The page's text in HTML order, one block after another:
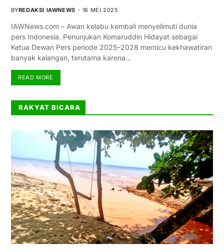
BYREDAKSI IAWNEWS 16 MEI 2025
IAWNews.com – Awan kelabu kembali menyelimuti dunia
pers Indonesia. Penunjukan Komaruddin Hidayat sebagai
Ketua Dewan Pers periode 2025–2028 memicu kekhawatiran
banyak kalangan, terutama karena…
READ MORE
RAKYAT BICARA